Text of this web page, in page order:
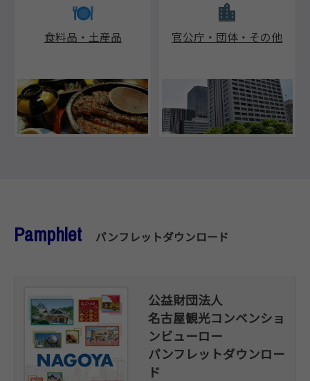
食料品・土産品 官公庁・団体・その他
Pamphlet パンフレットダウンロード
公益財団法人
名古屋観光コンベンショ
ンビューロー
パンフレットダウンロー
ド